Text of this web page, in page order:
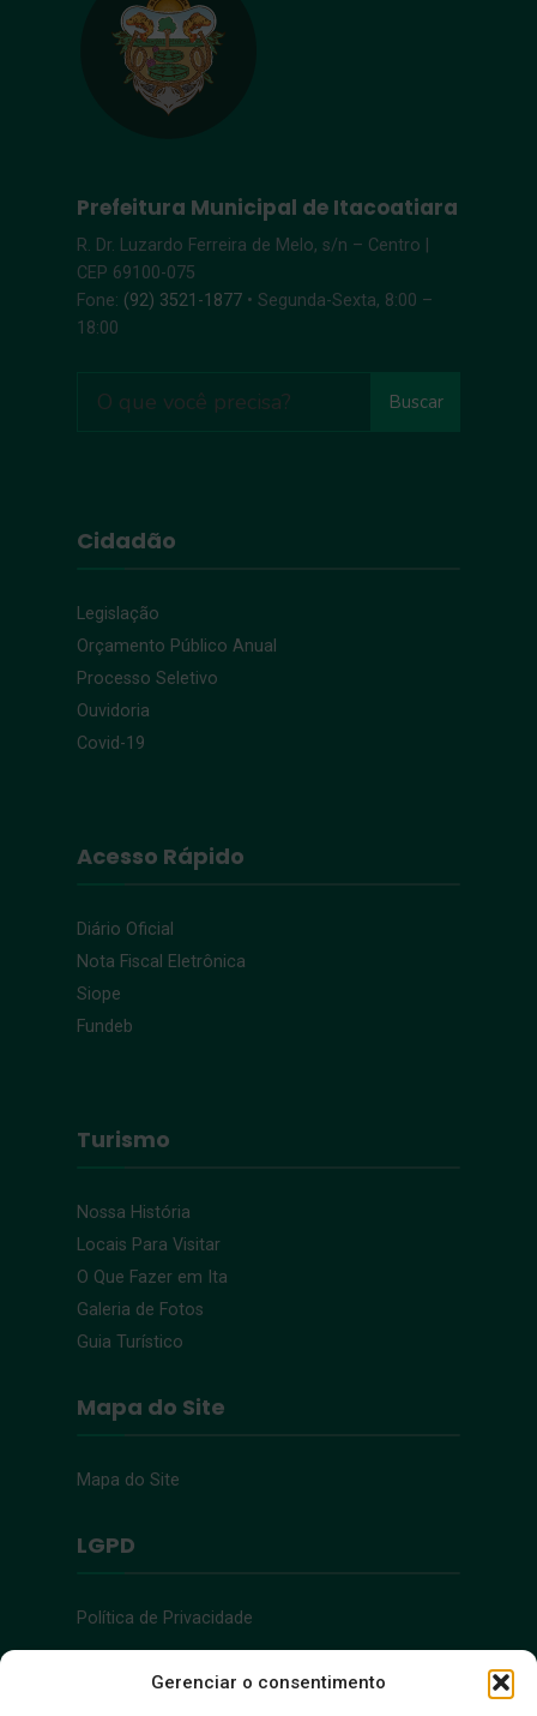
Gerenciar o consentimento
Prefeitura Municipal de Itacoatiara
R. Dr. Luzardo Ferreira de Melo, s/n – Centro |
CEP 69100-075
Fone: (92) 3521-1877 • Segunda-Sexta, 8:00 –
18:00
Buscar
Cidadão
Legislação
Orçamento Público Anual
Processo Seletivo
Ouvidoria
Covid-19
Acesso Rápido
Diário Oficial
Nota Fiscal Eletrônica
Siope
Fundeb
Turismo
Nossa História
Locais Para Visitar
O Que Fazer em Ita
Galeria de Fotos
Guia Turístico
Mapa do Site
Mapa do Site
LGPD
Política de Privacidade
Acessibilidade